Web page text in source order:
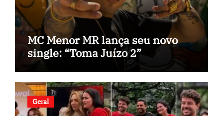
MC Menor MR lança seu novo
single: “Toma Juízo 2”
Geral